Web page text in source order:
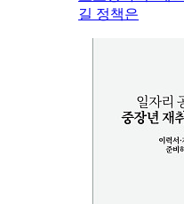
길 정책은